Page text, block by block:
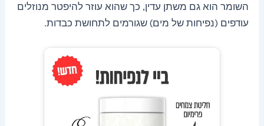
השומר הוא גם משתן עדין, כך שהוא עוזר להיפטר מנוזלים
עודפים (נפיחות של מים) שגורמים לתחושת כבדות.